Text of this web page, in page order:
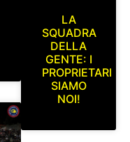
LA
SQUADRA
DELLA
GENTE: I
PROPRIETARI
SIAMO
NOI!